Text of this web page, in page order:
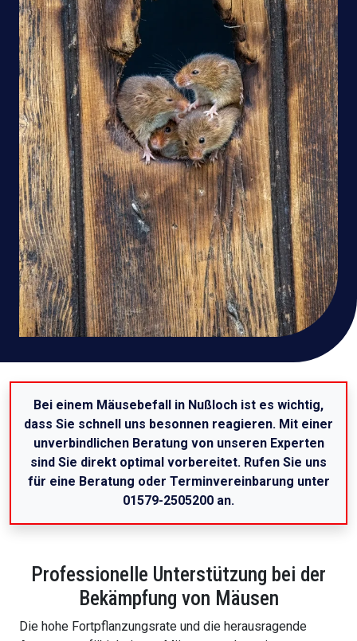
Bei einem Mäusebefall in Nußloch ist es wichtig,
dass Sie schnell uns besonnen reagieren. Mit einer
unverbindlichen Beratung von unseren Experten
sind Sie direkt optimal vorbereitet. Rufen Sie uns
für eine Beratung oder Terminvereinbarung unter
01579-2505200 an.
Professionelle Unterstützung bei der
Bekämpfung von Mäusen
Die hohe Fortpflanzungsrate und die herausragende